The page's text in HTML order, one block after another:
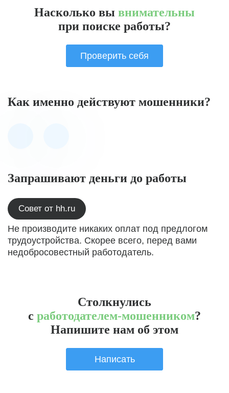
Насколько вы внимательны
при поиске работы?
Проверить себя
Как именно действуют мошенники?
Запрашивают деньги до работы
Совет от hh.ru
Не производите никаких оплат под предлогом
трудоустройства. Скорее всего, перед вами
недобросовестный работодатель.
Столкнулись
с работодателем-мошенником?
Напишите нам об этом
Написать